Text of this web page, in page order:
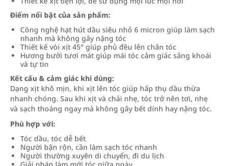
Điểm nổi bật của sản phẩm:
Công nghệ hạt hút dầu siêu nhỏ 6 micron giúp làm sạch
nhanh mà không gây nặng tóc
Thiết kế vòi xịt 45° giúp phủ đều lên chân tóc
Hương bưởi tươi mát giúp mái tóc cảm giác sảng khoái
và tự tin
Kết cấu & cảm giác khi dùng:
Dạng xịt khô mịn, khi xịt lên tóc giúp hấp thụ dầu thừa
nhanh chóng. Sau khi xịt và chải nhẹ, tóc trở nên tơi, nhẹ
và sạch thoáng ngay mà không gây bết dính hay nặng tóc.
Phù hợp với:
Tóc dầu, tóc dễ bết
Người bận rộn, cần làm sạch tóc nhanh
Người thường xuyên di chuyển, đi du lịch